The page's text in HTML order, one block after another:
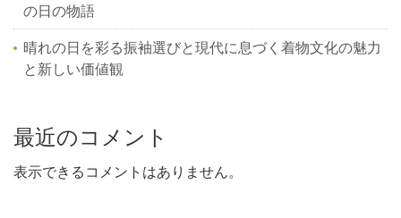
の日の物語
晴れの日を彩る振袖選びと現代に息づく着物文化の魅力
と新しい価値観
最近のコメント
表示できるコメントはありません。